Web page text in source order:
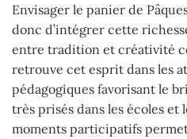
Envisager le panier de
donc d’intégrer cette
entre tradition et créativité
retrouve cet esprit dans les
pédagogiques favorisant le
très prisés dans les écoles et
moments participatifs